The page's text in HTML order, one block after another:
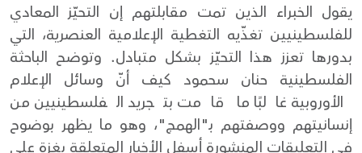
يقول الخبراء الذين تمت مقابلتهم إن التحيّز المعادي
للفلسطينيين تغذّيه التغطية الإعلامية العنصرية، التي
بدورها تعزز هذا التحيّز بشكل متبادل. وتوضح الباحثة
الفلسطينية حنان سحمود كيف أنّ وسائل الإعلام
الأوروبية غالبًا ما قامت بتجريد الفلسطينيين من
إنسانيتهم ووصفتهم بـ"الهمج"، وهو ما يظهر بوضوح
في التعليقات المنشورة أسفل الأخبار المتعلقة بغزة على